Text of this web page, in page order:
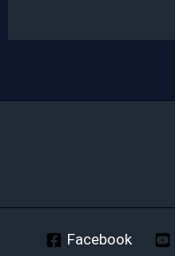
Facebook